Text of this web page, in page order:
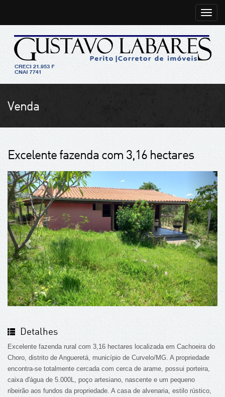
Toggle
Venda
Excelente fazenda com 3,16 hectares
Detalhes
Excelente fazenda rural com 3,16 hectares localizada em Cachoeira do
Choro, distrito de Angueretá, município de Curvelo/MG. A propriedade
encontra-se totalmente cercada com cerca de arame, possui porteira,
caixa d'água de 5.000L, poço artesiano, nascente e um pequeno
ribeirão aos fundos da propriedade. A casa de alvenaria, estilo rústico,